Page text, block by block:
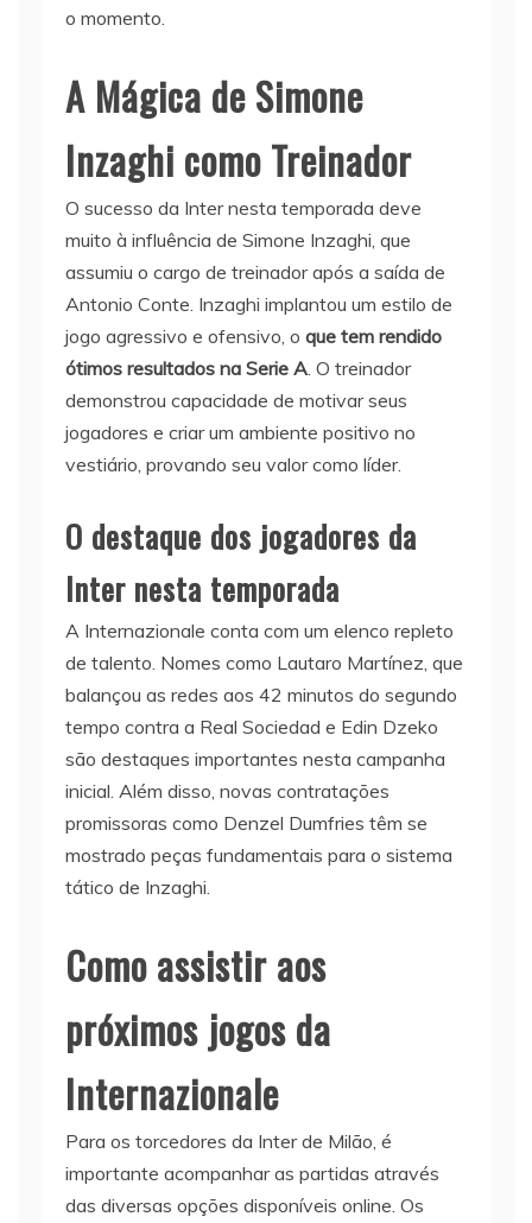
o momento.
A Mágica de Simone
Inzaghi como Treinador
O sucesso da Inter nesta temporada deve
muito à influência de Simone Inzaghi, que
assumiu o cargo de treinador após a saída de
Antonio Conte. Inzaghi implantou um estilo de
jogo agressivo e ofensivo, o que tem rendido
ótimos resultados na Serie A. O treinador
demonstrou capacidade de motivar seus
jogadores e criar um ambiente positivo no
vestiário, provando seu valor como líder.
O destaque dos jogadores da
Inter nesta temporada
A Internazionale conta com um elenco repleto
de talento. Nomes como Lautaro Martínez, que
balançou as redes aos 42 minutos do segundo
tempo contra a Real Sociedad e Edin Dzeko
são destaques importantes nesta campanha
inicial. Além disso, novas contratações
promissoras como Denzel Dumfries têm se
mostrado peças fundamentais para o sistema
tático de Inzaghi.
Como assistir aos
próximos jogos da
Internazionale
Para os torcedores da Inter de Milão, é
importante acompanhar as partidas através
das diversas opções disponíveis online. Os